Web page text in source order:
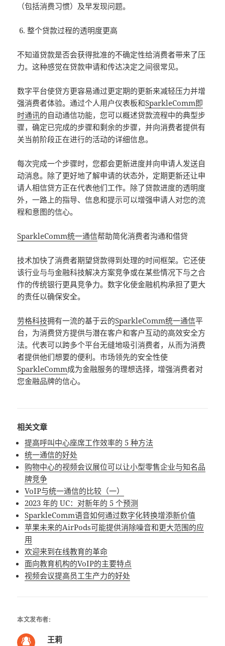
（包括消费习惯）及早发现问题。
整个贷款过程的透明度更高
不知道贷款是否会获得批准的不确定性给消费者带来了压
力。这种感觉在贷款申请和传达决定之间很常见。
数字平台使贷方更容易通过更定期的更新来减轻压力并增
强消费者体验。通过个人用户仪表板和SparkleComm即
时通讯的自动通信功能，您可以概述贷款流程中的典型步
骤，确定已完成的步骤和剩余的步骤，并向消费者提供有
关当前阶段正在进行的活动的详细信息。
每次完成一个步骤时，您都会更新进度并向申请人发送自
动消息。除了更好地了解申请的状态外，定期更新还让申
请人相信贷方正在代表他们工作。除了贷款进度的透明度
外，一路上的指导、信息和提示可以增强申请人对您的流
程和意图的信心。
SparkleComm统一通信帮助简化消费者沟通和借贷
技术加快了消费者期望贷款得到处理的时间框架。它还使
该行业与与金融科技解决方案竞争或在某些情况下与之合
作的传统银行更具竞争力。数字化使金融机构承担了更大
的责任以确保安全。
劳格科技拥有一流的基于云的SparkleComm统一通信平
台，为消费贷方提供与潜在客户和客户互动的高效安全方
法。代表可以跨多个平台无缝地吸引消费者，从而为消费
者提供他们想要的便利。市场领先的安全性使
SparkleComm成为金融服务的理想选择，增强消费者对
您金融品牌的信心。
相关文章
提高呼叫中心座席工作效率的 5 种方法
统一通信的好处
购物中心的视频会议展位可以让小型零售企业与知名品
牌竞争
VoIP与统一通信的比较（一）
2023 年的 UC：对新年的 5 个预测
SparkleComm语音如何通过数字化转换增添新价值
苹果未来的AirPods可能提供消除噪音和更大范围的应
用
欢迎来到在线教育的革命
面向教育机构的VoIP的主要特点
视频会议提高员工生产力的好处
本文发布者:
王莉